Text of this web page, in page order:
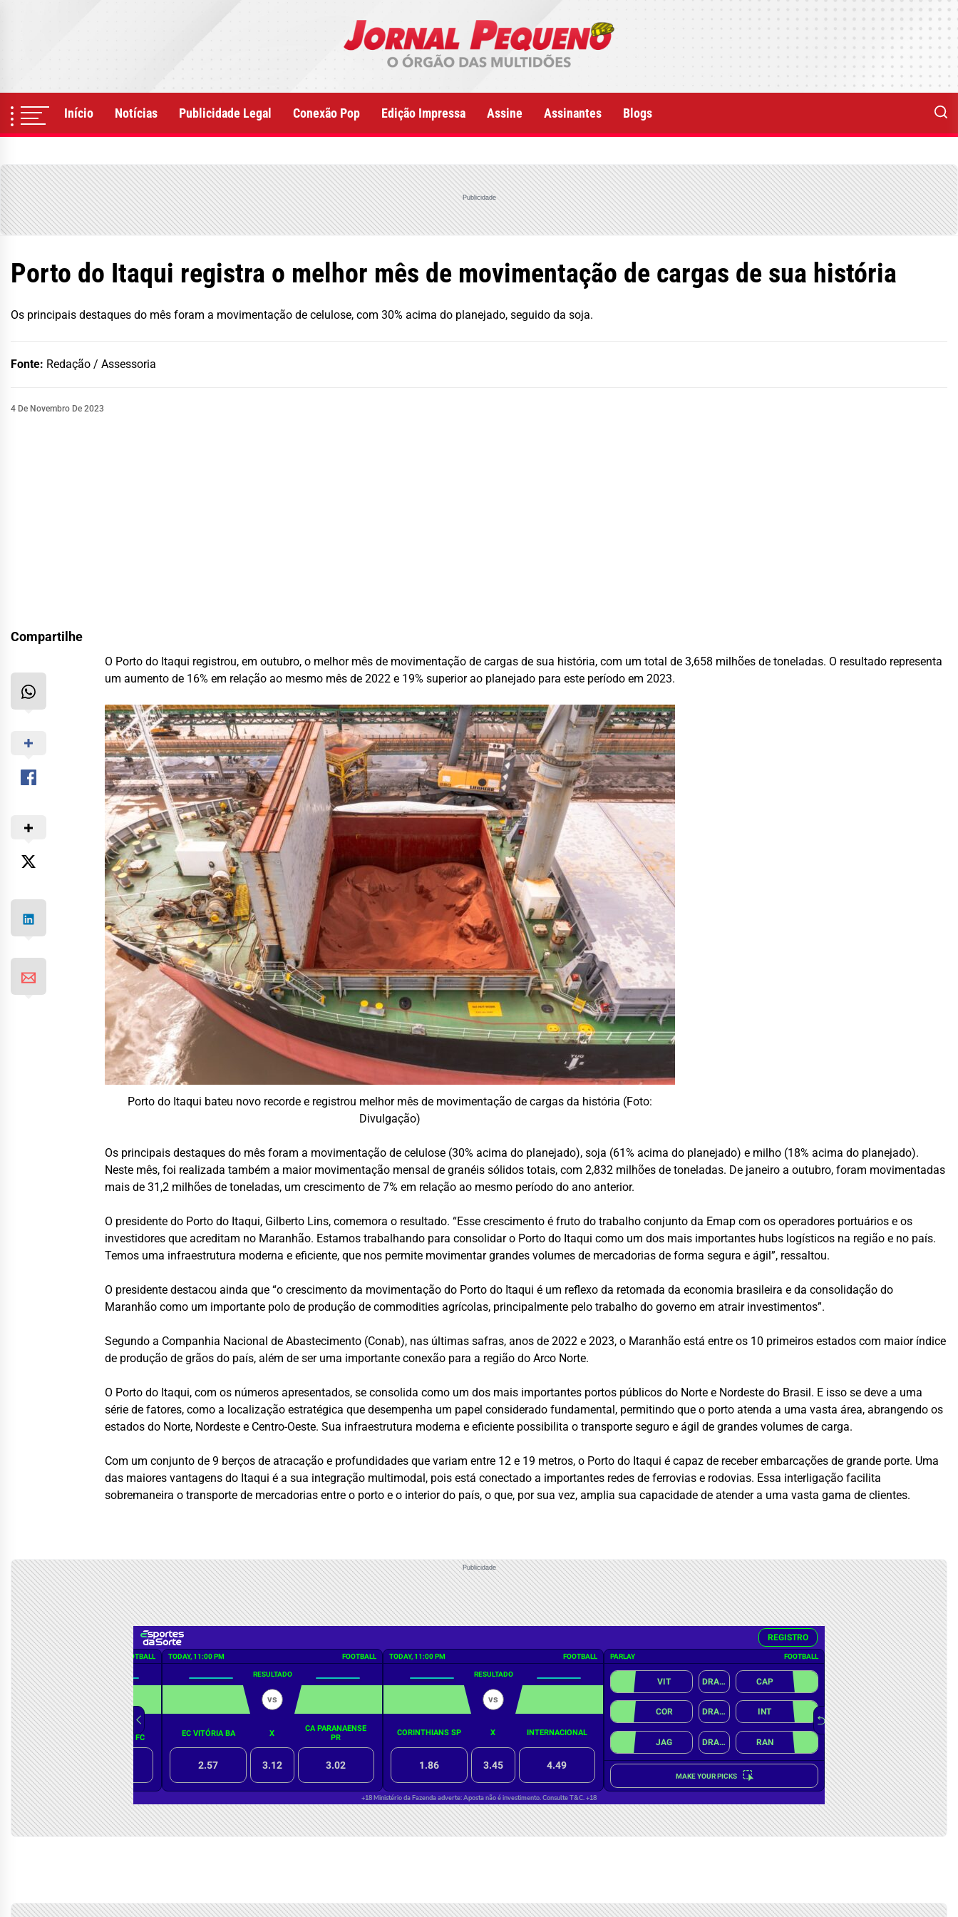
Início Notícias Publicidade Legal Conexão Pop Edição Impressa Assine Assinantes Blogs
Publicidade
Porto do Itaqui registra o melhor mês de movimentação de cargas de sua história
Os principais destaques do mês foram a movimentação de celulose, com 30% acima do planejado, seguido da soja.
Fonte: Redação / Assessoria
4 De Novembro De 2023
Compartilhe
O Porto do Itaqui registrou, em outubro, o melhor mês de movimentação de cargas de sua história, com um total de 3,658 milhões de toneladas. O resultado representa
um aumento de 16% em relação ao mesmo mês de 2022 e 19% superior ao planejado para este período em 2023.
Porto do Itaqui bateu novo recorde e registrou melhor mês de movimentação de cargas da história (Foto:
Divulgação)
Os principais destaques do mês foram a movimentação de celulose (30% acima do planejado), soja (61% acima do planejado) e milho (18% acima do planejado).
Neste mês, foi realizada também a maior movimentação mensal de granéis sólidos totais, com 2,832 milhões de toneladas. De janeiro a outubro, foram movimentadas
mais de 31,2 milhões de toneladas, um crescimento de 7% em relação ao mesmo período do ano anterior.
O presidente do Porto do Itaqui, Gilberto Lins, comemora o resultado. “Esse crescimento é fruto do trabalho conjunto da Emap com os operadores portuários e os
investidores que acreditam no Maranhão. Estamos trabalhando para consolidar o Porto do Itaqui como um dos mais importantes hubs logísticos na região e no país.
Temos uma infraestrutura moderna e eficiente, que nos permite movimentar grandes volumes de mercadorias de forma segura e ágil”, ressaltou.
O presidente destacou ainda que “o crescimento da movimentação do Porto do Itaqui é um reflexo da retomada da economia brasileira e da consolidação do
Maranhão como um importante polo de produção de commodities agrícolas, principalmente pelo trabalho do governo em atrair investimentos”.
Segundo a Companhia Nacional de Abastecimento (Conab), nas últimas safras, anos de 2022 e 2023, o Maranhão está entre os 10 primeiros estados com maior índice
de produção de grãos do país, além de ser uma importante conexão para a região do Arco Norte.
O Porto do Itaqui, com os números apresentados, se consolida como um dos mais importantes portos públicos do Norte e Nordeste do Brasil. E isso se deve a uma
série de fatores, como a localização estratégica que desempenha um papel considerado fundamental, permitindo que o porto atenda a uma vasta área, abrangendo os
estados do Norte, Nordeste e Centro-Oeste. Sua infraestrutura moderna e eficiente possibilita o transporte seguro e ágil de grandes volumes de carga.
Com um conjunto de 9 berços de atracação e profundidades que variam entre 12 e 19 metros, o Porto do Itaqui é capaz de receber embarcações de grande porte. Uma
das maiores vantagens do Itaqui é a sua integração multimodal, pois está conectado a importantes redes de ferrovias e rodovias. Essa interligação facilita
sobremaneira o transporte de mercadorias entre o porto e o interior do país, o que, por sua vez, amplia sua capacidade de atender a uma vasta gama de clientes.
Publicidade